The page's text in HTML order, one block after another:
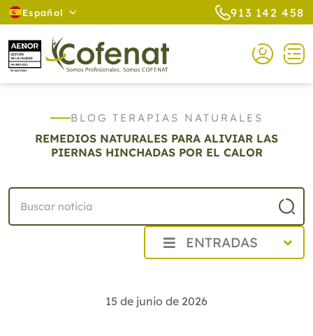
Español 913 142 458
BLOG TERAPIAS NATURALES
REMEDIOS NATURALES PARA ALIVIAR LAS
PIERNAS HINCHADAS POR EL CALOR
ENTRADAS
Julio
15 de junio de 2026